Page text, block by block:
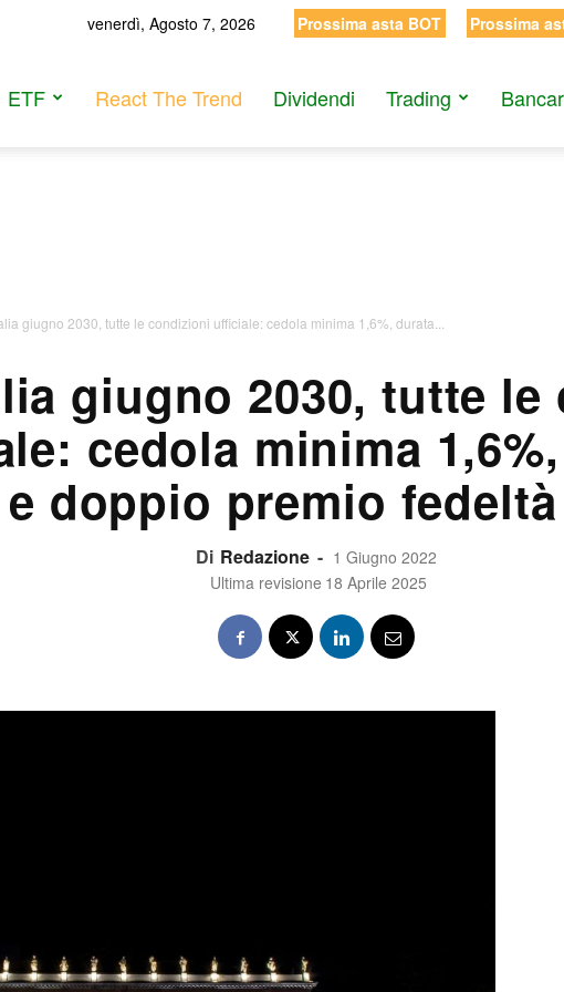
venerdì, Agosto 7, 2026 Prossima asta BOT Prossima
ETF React The Trend Dividendi Trading
giugno 2030, tutte le condizioni ufficiale: cedola minima 1,6%, durata...
giugno 2030, tutte
cedola minima
doppio premio fedeltà
Di Redazione - 1 Giugno 2022
Ultima revisione 18 Aprile 2025